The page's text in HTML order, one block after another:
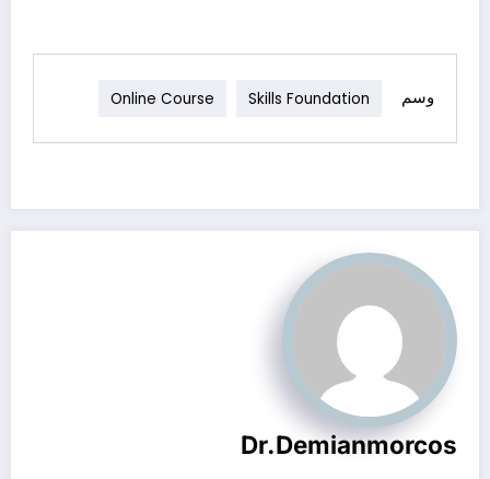
وسم Online Course Skills Foundation
Dr.demianmorcos